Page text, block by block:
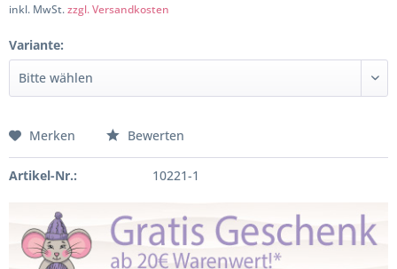
inkl. MwSt.zzgl. Versandkosten
Variante:
Merken Bewerten
Artikel-Nr.: 10221-1